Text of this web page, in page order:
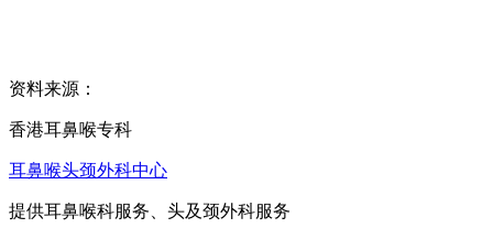
资料来源：
香港耳鼻喉专科
耳鼻喉头颈外科中心
提供耳鼻喉科服务、头及颈外科服务